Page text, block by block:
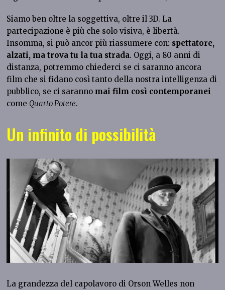
Siamo ben oltre la soggettiva, oltre il 3D. La
partecipazione è più che solo visiva, è libertà.
Insomma, si può ancor più riassumere con: spettatore,
alzati, ma trova tu la tua strada. Oggi, a 80 anni di
distanza, potremmo chiederci se ci saranno ancora
film che si fidano così tanto della nostra intelligenza di
pubblico, se ci saranno mai film così contemporanei
come Quarto Potere.
Un infinito di possibilità
La grandezza del capolavoro di Orson Welles non